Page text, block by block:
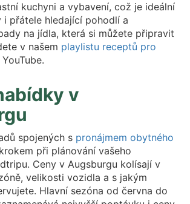
kuchyni a vybavení, což je ideální
i přátele hledající pohodlí a
na jídla, která si můžete připravit
v našem playlistu receptů pro
YouTube.
v
spojených s pronájmem obytného
při plánování vašeho
Ceny v Augsburgu kolísají v
velikosti vozidla a s jakým
Hlavní sezóna od června do